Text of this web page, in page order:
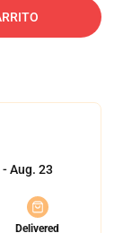
Aug. 23
Delivered